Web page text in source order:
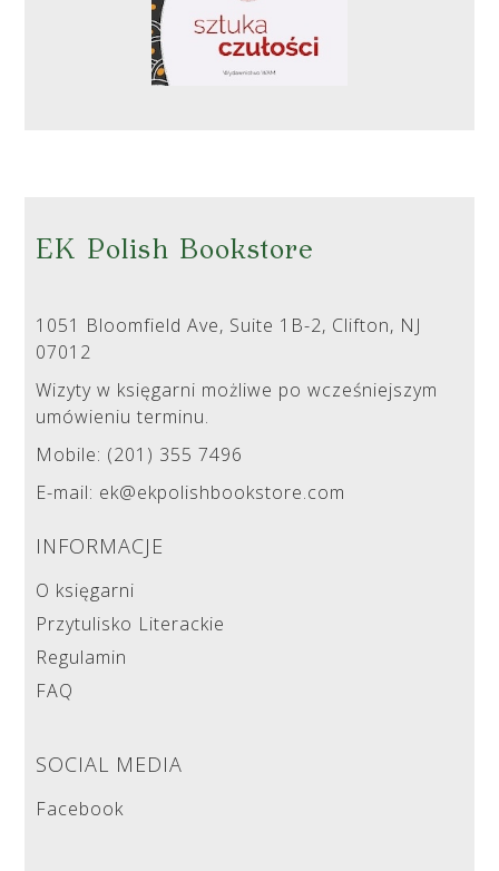
EK Polish Bookstore
1051 Bloomfield Ave, Suite 1B-2, Clifton, NJ
07012
Wizyty w księgarni możliwe po wcześniejszym
umówieniu terminu.
Mobile: (201) 355 7496
E-mail: ek@ekpolishbookstore.com
INFORMACJE
O księgarni
Przytulisko Literackie
Regulamin
FAQ
SOCIAL MEDIA
Facebook